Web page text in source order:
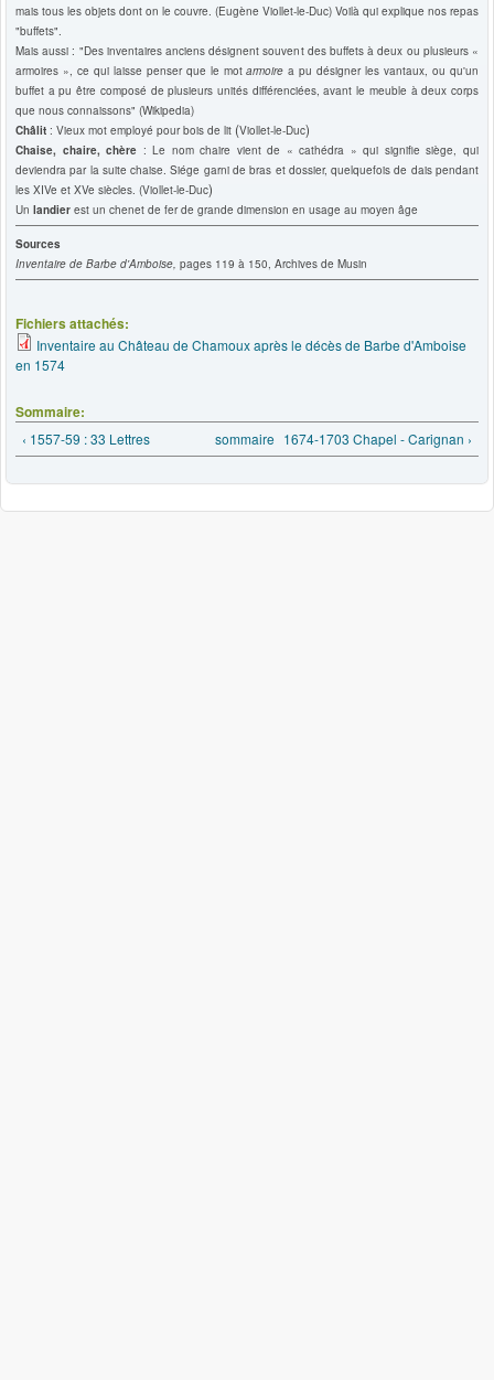
mais tous les objets dont on le couvre. (Eugène Viollet-le-Duc) Voilà qui explique nos repas
"buffets".
Mais aussi : "Des inventaires anciens désignent souvent des buffets à deux ou plusieurs «
armoires », ce qui laisse penser que le motarmoire a pu désigner les vantaux, ou qu'un
buffet a pu être composé de plusieurs unités différenciées, avant le meuble à deux corps
que nous connaissons" (Wikipedia)
Châlit : Vieux mot employé pour bois de lit (Viollet-le-Duc)
Chaise, chaire, chère : Le nom chaire vient de « cathédra » qui signifie siège, qui
deviendra par la suite chaise. Siége garni de bras et dossier, quelquefois de dais pendant
les XIVe et XVe siècles. (Viollet-le-Duc)
Un landier est un chenet de fer de grande dimension en usage au moyen âge
Sources
Inventaire de Barbe d'Amboise, pages 119 à 150, Archives de Musin
Fichiers attachés:
Inventaire au Château de Chamoux après le décès de Barbe d'Amboise
en 1574
Sommaire:
‹ 1557-59 : 33 Lettres sommaire 1674-1703 Chapel - Carignan ›